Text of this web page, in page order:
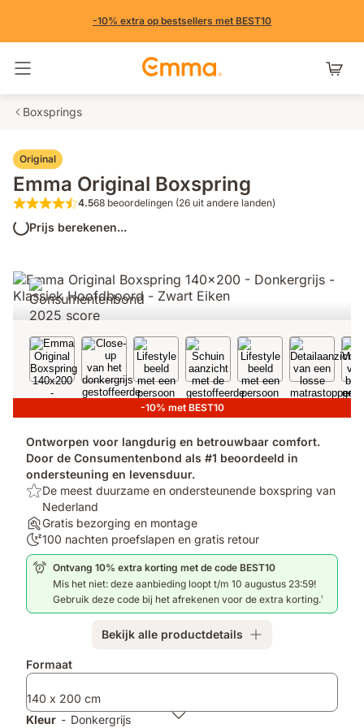
-10% extra op bestsellers met BEST10
Navigatie in- en uitschakelen
Boxsprings
Original
Emma Original Boxspring
4.5 van de 5 sterren 68 beoordelingen
4.568 beoordelingen (26 uit andere landen)
Prijs berekenen...
-10% met BEST10
Ontworpen voor langdurig en betrouwbaar comfort.
Door de Consumentenbond als #1 beoordeeld in
ondersteuning en levensduur.
Top:
meest
duurzame
en
ondersteunende
boxspring
De meest duurzame en ondersteunende boxspring van
Nederland
Assembly:
Gratis
bezorging
en
montage
Gratis bezorging en montage
100
nachten
proefslapen:
nachten
retour
100 nachten proefslapen en gratis retour
Ontvang 10% extra korting met de code BEST10
Mis het niet: deze aanbieding loopt t/m 10 augustus 23:59!
Gebruik deze code bij het afrekenen voor de extra korting.1
Bekijk alle productdetails
Extra
Formaat
140 x 200 cm
Kleur - Donkergrijs